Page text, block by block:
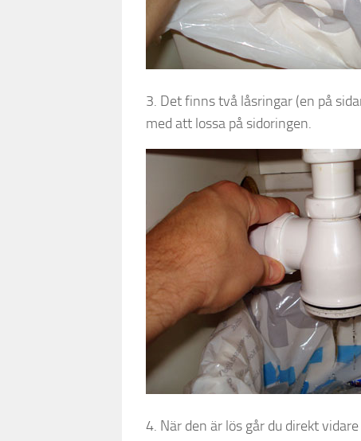
3. Det finns två låsringar (en på
med att lossa på sidoringen.
4. När den är lös går du direkt